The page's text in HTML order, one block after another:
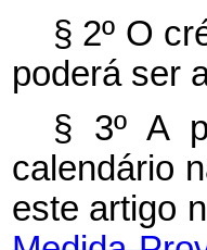
§ 2º O
poderá ser
§ 3º A
calendário
este artigo